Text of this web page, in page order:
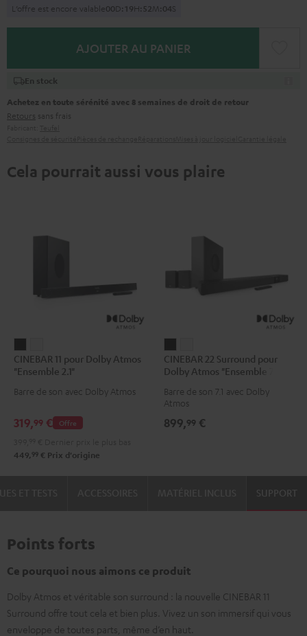
L’offre est encore valable00D:19H: 52M:03S
AJOUTER AU PANIER
En stock
Achetez en toute sérénité avec 8 semaines de droit de retour
Retours sans frais
Cela pourrait aussi vous plaire
11
pour
Dolby
"Ensemble
Noir
11
pour
Dolby
"Ensemble
Blanc
CINEBAR 11 pour Dolby Atmos
"Ensemble 2.1"
Barre de son avec Dolby Atmos
Offre
319,99 €
449, 99 € Prix d'origine
22
Surround
pour
Atmos
22
Surround
pour
Atmos
CINEBAR 22 Surround pour
Dolby Atmos "Ensemble 7.1"
Barre de son 7.1 avec Dolby
Atmos
899,99 €
SUPPORT
Points forts
Ce pourquoi nous aimons ce produit
Dolby Atmos et véritable son surround : la nouvelle CINEBAR 11
Surround offre tout cela et bien plus. Vivez un son immersif qui vous
enveloppe de toutes parts, même d’en haut.